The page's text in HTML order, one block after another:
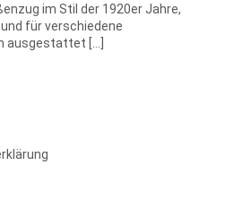
im Stil der 1920er Jahre,
für verschiedene
ausgestattet […]